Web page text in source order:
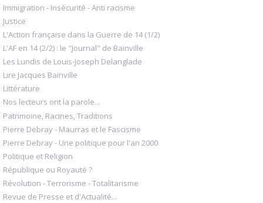
Immigration - Insécurité - Anti racisme
Justice
L'Action française dans la Guerre de 14 (1/2)
L'AF en 14 (2/2) : le "Journal" de Bainville
Les Lundis de Louis-Joseph Delanglade
Lire Jacques Bainville
Littérature
Nos lecteurs ont la parole...
Patrimoine, Racines, Traditions
Pierre Debray - Maurras et le Fascisme
Pierre Debray - Une politique pour l'an 2000
Politique et Religion
République ou Royauté ?
Révolution - Terrorisme - Totalitarisme
Revue de Presse et d'Actualité...